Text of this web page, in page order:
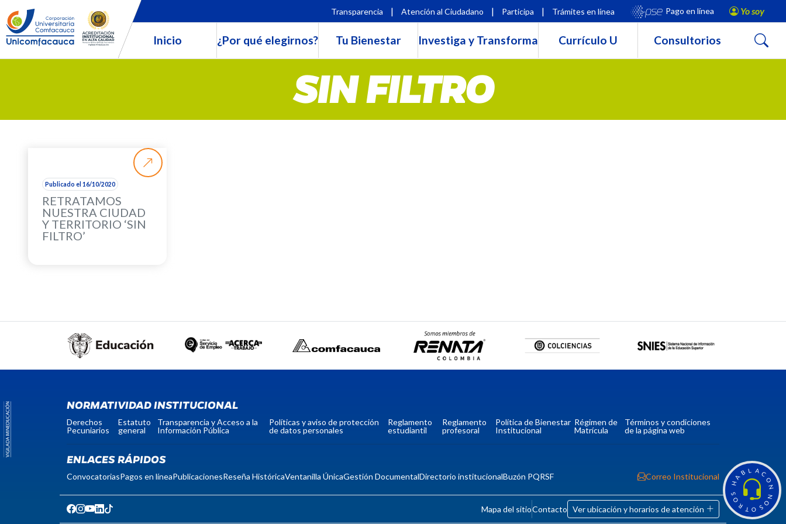
H
A
B L A C
O
N
N
O
S
O
T
R
O
S
Transparencia | Atención al Ciudadano | Participa | Trámites en línea Pago en línea Yo soy
Inicio ¿Por qué elegirnos? Tu Bienestar Investiga y Transforma Currículo U Consultorios Buscar
SIN FILTRO
Publicado el 16/10/2020
RETRATAMOS
NUESTRA CIUDAD
Y TERRITORIO ‘SIN
FILTRO’
NORMATIVIDAD INSTITUCIONAL
Derechos
Pecuniarios
Estatuto
general
Transparencia y Acceso a la
Información Pública
Políticas y aviso de protección
de datos personales
Reglamento
estudiantil
Reglamento
profesoral
Política de Bienestar
Institucional
Régimen de
Matrícula
Términos y condiciones
de la página web
ENLACES RÁPIDOS
ConvocatoriasPagos en líneaPublicacionesReseña HistóricaVentanilla ÚnicaGestión DocumentalDirectorio institucionalBuzón PQRSF Correo Institucional
Mapa del sitioContacto Ver ubicación y horarios de atención